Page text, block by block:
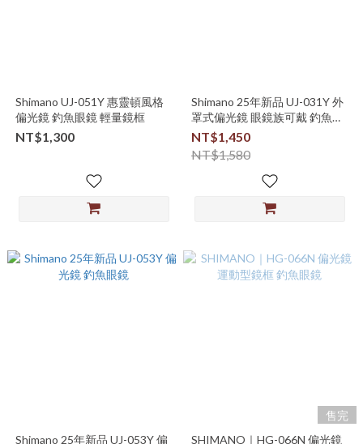
Shimano UJ-051Y 惠靈頓風格
偏光鏡 釣魚眼鏡 輕量鏡框
NT$1,300
Shimano 25年新品 UJ-031Y 外
罩式偏光鏡 眼鏡族可戴 釣魚眼
鏡 偏光鏡
NT$1,450
NT$1,580
Shimano 25年新品 UJ-053Y 偏
售完
SHIMANO｜HG-066N 偏光鏡